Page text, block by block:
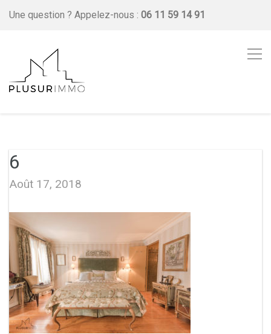
Une question ? Appelez-nous : 06 11 59 14 91
6
Août 17, 2018